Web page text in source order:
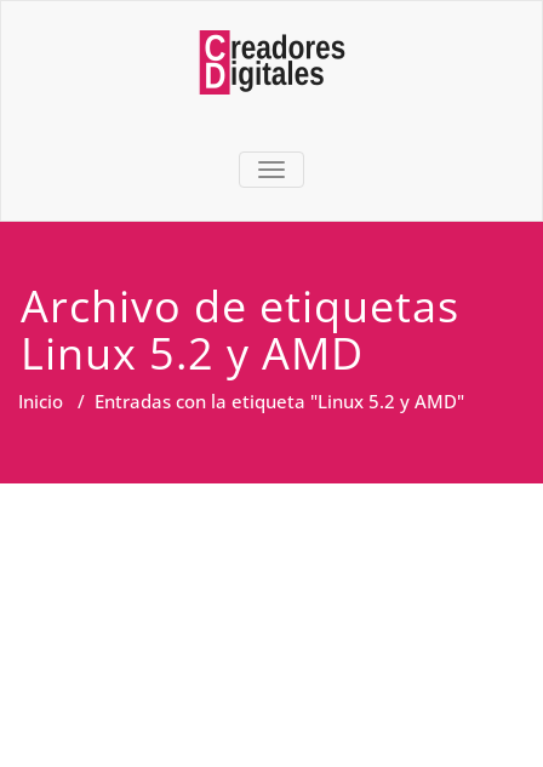
TOGGLE NAVIGATION
Archivo de etiquetas
Linux 5.2 y AMD
Inicio / Entradas con la etiqueta "Linux 5.2 y AMD"